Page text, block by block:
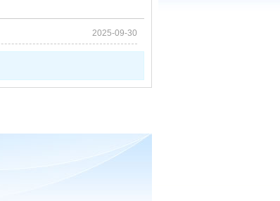
2025-09-30